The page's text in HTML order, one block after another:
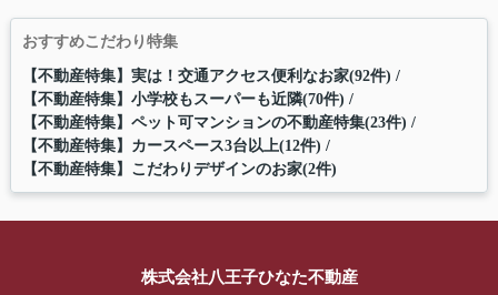
おすすめこだわり特集
【不動産特集】実は！交通アクセス便利なお家(92件)
【不動産特集】小学校もスーパーも近隣(70件)
【不動産特集】ペット可マンションの不動産特集(23件)
【不動産特集】カースペース3台以上(12件)
【不動産特集】こだわりデザインのお家(2件)
株式会社八王子ひなた不動産